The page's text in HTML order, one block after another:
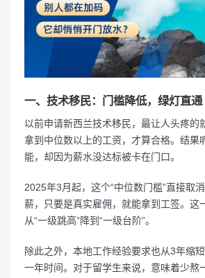
一、技术移民：门槛降低，绿灯直通
以前申请新西兰技术移民，最让人头疼的
拿到中位数以上的工资，才算合格。结果
能，却因为薪水没达标被卡在门口。
2025年3月起，这个“中位数门槛”直接取
薪，只要是真实雇佣，就能拿到工签。这
从“一级跳高”降到“一级台阶”。
除此之外，本地工作经验要求也从3年缩
一年时间。对于留学生来说，意味着少熬